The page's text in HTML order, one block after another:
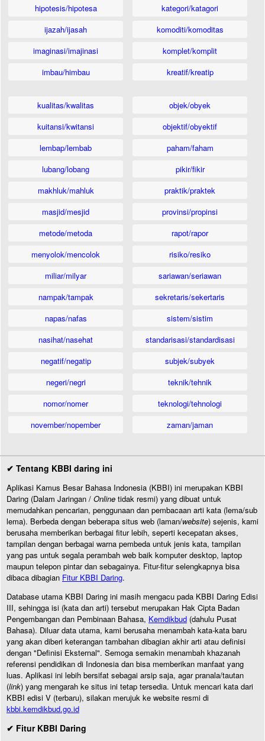
hipotesis/hipotesa
ijazah/ijasah
imaginasi/imajinasi
imbau/himbau
kategori/katagori
komoditi/komoditas
komplet/komplit
kreatif/kreatip
kualitas/kwalitas
kuitansi/kwitansi
lembap/lembab
lubang/lobang
makhluk/mahluk
masjid/mesjid
metode/metoda
menyolok/mencolok
miliar/milyar
nampak/tampak
napas/nafas
nasihat/nasehat
negatif/negatip
negeri/negri
nomor/nomer
november/nopember
objek/obyek
objektif/obyektif
paham/faham
pikir/fikir
praktik/praktek
provinsi/propinsi
rapot/rapor
risiko/resiko
sariawan/seriawan
sekretaris/sekertaris
sistem/sistim
standarisasi/standardisasi
subjek/subyek
teknik/tehnik
teknologi/tehnologi
zaman/jaman
✔ Tentang KBBI daring ini
Aplikasi Kamus Besar Bahasa Indonesia (KBBI) ini merupakan KBBI
Daring (Dalam Jaringan / Online tidak resmi) yang dibuat untuk
memudahkan pencarian, penggunaan dan pembacaan arti kata (lema/sub
lema). Berbeda dengan beberapa situs web (laman/website) sejenis, kami
berusaha memberikan berbagai fitur lebih, seperti kecepatan akses,
tampilan dengan berbagai warna pembeda untuk jenis kata, tampilan
yang pas untuk segala perambah web baik komputer desktop, laptop
maupun telepon pintar dan sebagainya. Fitur-fitur selengkapnya bisa
dibaca dibagian Fitur KBBI Daring.
Database utama KBBI Daring ini masih mengacu pada KBBI Daring Edisi
III, sehingga isi (kata dan arti) tersebut merupakan Hak Cipta Badan
Pengembangan dan Pembinaan Bahasa, Kemdikbud (dahulu Pusat
Bahasa). Diluar data utama, kami berusaha menambah kata-kata baru
yang akan diberi keterangan tambahan dibagian akhir arti atau definisi
dengan "Definisi Eksternal". Semoga semakin menambah khazanah
referensi pendidikan di Indonesia dan bisa memberikan manfaat yang
luas. Aplikasi ini lebih bersifat sebagai arsip saja, agar pranala/tautan
(link) yang mengarah ke situs ini tetap tersedia. Untuk mencari kata dari
KBBI edisi V (terbaru), silakan merujuk ke website resmi di
kbbi.kemdikbud.go.id
✔ Fitur KBBI Daring